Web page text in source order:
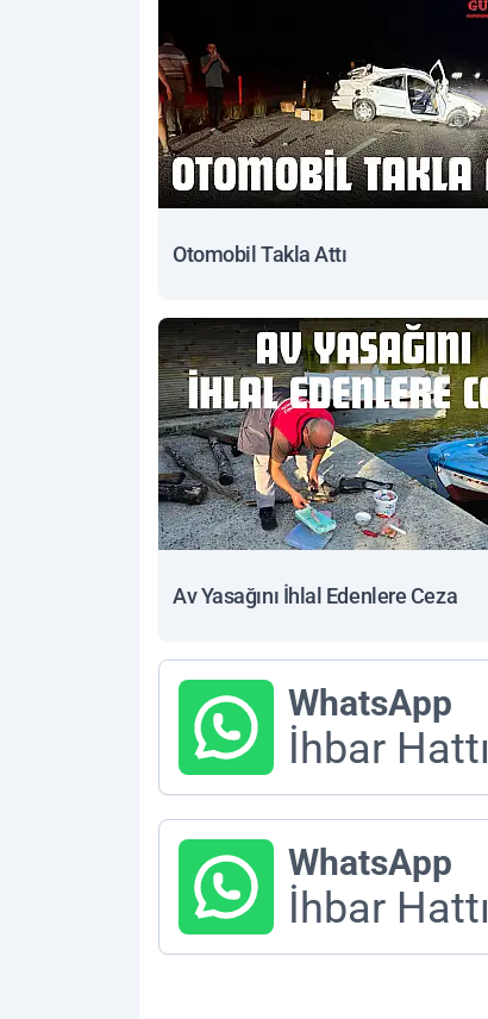
Otomobil Takla Attı
Av Yasağını İhlal Edenlere Ceza
WhatsApp
İhbar Hattı
WhatsApp
İhbar Hattı